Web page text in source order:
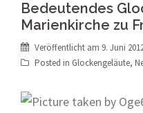
Bedeutendes
Marienkirche zu
Veröffentlicht am 9. Juni
Posted in Glockengeläute,